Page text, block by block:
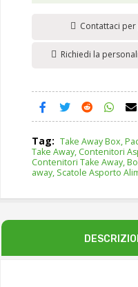
Contattaci
Richiedi la
Tag: Take Away Box,
Take Away, Contenitori
Contenitori Take Away,
away, Scatole Asporto